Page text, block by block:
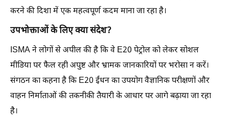
करने की दिशा में एक महत्वपूर्ण कदम माना जा रहा है।
उपभोक्ताओं के लिए क्या संदेश?
ISMA ने लोगों से अपील की है कि वे E20 पेट्रोल को लेकर सोशल
मीडिया पर फैल रही अपुष्ट और भ्रामक जानकारियों पर भरोसा न करें।
संगठन का कहना है कि E20 ईंधन का उपयोग वैज्ञानिक परीक्षणों और
वाहन निर्माताओं की तकनीकी तैयारी के आधार पर आगे बढ़ाया जा रहा
है।